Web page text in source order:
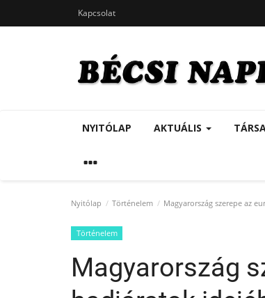
Kapcsolat
NYITÓLAP AKTUÁLIS
Nyitólap Történelem Magyarország szerepe az
Történelem
Magyarország